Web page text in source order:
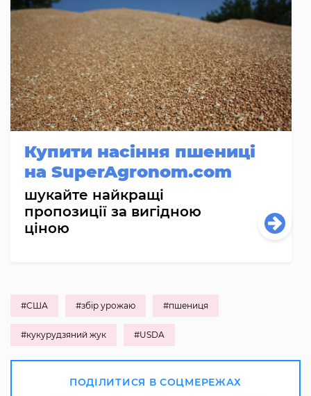
Купити насіння пшениці
на SuperAgronom.com
шукайте найкращі
пропозиції за вигідною
ціною
#США #збір урожаю #пшениця
#кукурудзяний жук #USDA
ПОДІЛИТИСЯ В СОЦМЕРЕЖАХ